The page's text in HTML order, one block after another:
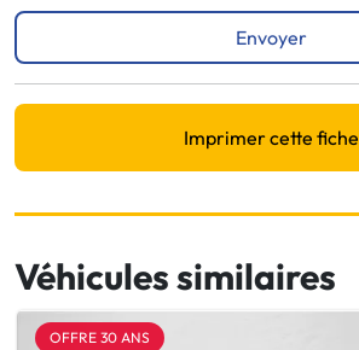
Envoyer
Imprimer cette fiche
Véhicules similaires
OFFRE 30 ANS